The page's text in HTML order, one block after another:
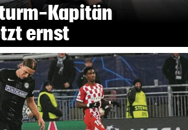
Kapitän
ernst